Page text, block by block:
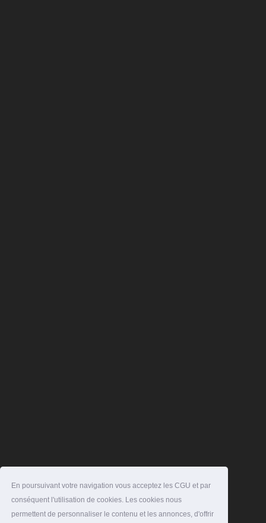
En poursuivant votre navigation vous acceptez les CGU et par
conséquent l'utilisation de cookies. Les cookies nous
permettent de personnaliser le contenu et les annonces, d'offrir